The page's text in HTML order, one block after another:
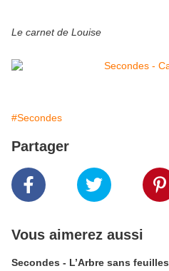
Le carnet de Louise
#Secondes
Partager
Vous aimerez aussi
Secondes - L’Arbre sans feuilles